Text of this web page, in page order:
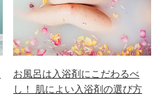
お風呂は入浴剤にこだわるべ
し！ 肌によい入浴剤の選び方